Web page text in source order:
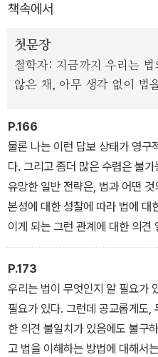
이다.
책속에서
첫문장
철학자: 지금까지 우리는 법
않은 채, 아무 생각 없이 법
P.166
물론 나는 이런 답보 상태가 영구
다. 그리고 좀더 많은 수렴은 불
유망한 일반 전략은, 법과 어떤 것
본성에 대한 성찰에 따라 법에 대
이게 되는 그런 관계에 대한 의견
나는 라즈(법과 권위)와 드워킨(
접근이 성공적이지 못하다고 말
의 접근이 성공하지 못할 것임을
하고, 결국 나는 우리의 양 진영
것 같지는 않다는 생각으로 기울
찰도 법의 본성에 대한 각자의 애
P.173
우리는 법이 무엇인지 알 필요가
필요가 있다. 그런데 공교롭게도,
한 의견 불일치가 있음에도 불구
고 법을 이해하는 방법에 대해서